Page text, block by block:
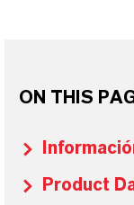
ON THIS
Product